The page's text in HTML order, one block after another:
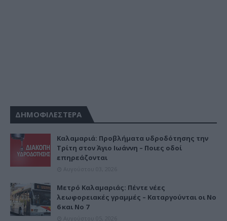
ΔΗΜΟΦΙΛΕΣΤΕΡΑ
Καλαμαριά: Προβλήματα υδροδότησης την
Τρίτη στον Άγιο Ιωάννη – Ποιες οδοί
επηρεάζονται
Μετρό Καλαμαριάς: Πέντε νέες
λεωφορειακές γραμμές – Καταργούνται οι Νο
6 και Νο 7